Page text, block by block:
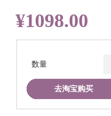
¥1098.00
数量
去淘宝购买